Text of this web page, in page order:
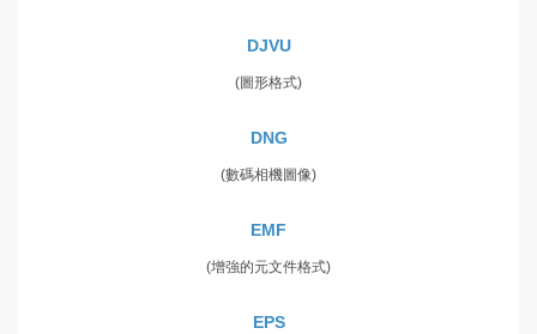
DJVU
(圖形格式)
DNG
(數碼相機圖像)
EMF
(增強的元文件格式)
EPS